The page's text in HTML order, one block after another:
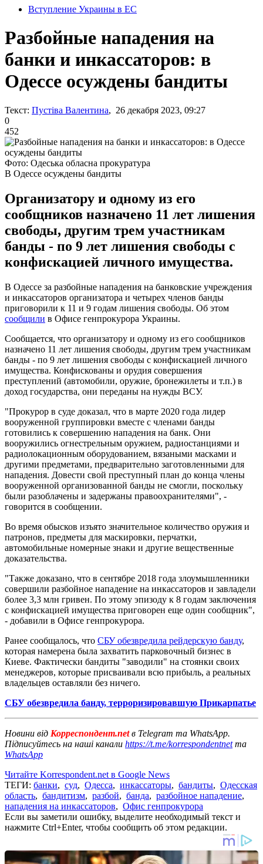
Вступление Украины в ЕС
Разбойные нападения на
банки и инкассаторов: в
Одессе осуждены бандиты
Текст: Пустіва Валентина, 26 декабря 2023, 09:27
0
452
Фото: Одеська обласна прокуратура
В Одессе осуждены бандиты
Организатору и одному из его
сообщников назначено 11 лет лишения
свободы, другим трем участникам
банды - по 9 лет лишения свободы с
конфискацией личного имущества.
В Одессе за разбойные нападения на банковские учреждения
и инкассаторов организатора и четырех членов банды
приговорили к 11 и 9 годам лишения свободы. Об этом
сообщили в Офисе генпрокурора Украины.
Сообщается, что организатору и одному из его сообщников
назначено 11 лет лишения свободы, другим трем участникам
банды - по 9 лет лишения свободы с конфискацией личного
имущества. Конфискованы и орудия совершения
преступлений (автомобили, оружие, бронежилеты и т.п.) в
доход государства, они переданы на нужды ВСУ.
"Прокурор в суде доказал, что в марте 2020 года лидер
вооруженной группировки вместе с членами банды
готовились к совершению нападения на банк. Они
вооружились огнестрельным оружием, радиостанциями и
радиолокационным оборудованием, вязаными масками и
другими предметами, предварительно заготовленными для
нападения. Довести свой преступный план до конца члены
вооруженной организованной банды не смогли, поскольку
были разоблачены и задержаны правоохранителями", -
говорится в сообщении.
Во время обысков изъято значительное количество оружия и
патронов, предметы для маскировки, перчатки,
автомобильные номерные знаки и другие вещественные
доказательства.
"Также доказано, что в сентябре 2018 года злоумышленники
совершили разбойное нападение на инкассаторов и завладели
более 3,3 млн гривен. По этому эпизоду к 8 годам заключения
с конфискацией имущества приговорен еще один сообщник",
- добавили в Офисе генпрокурора.
Ранее сообщалось, что СБУ обезвредила рейдерскую банду,
которая намерена была захватить парковочный бизнес в
Киеве. Фактически бандиты "заводили" на стоянки своих
менеджеров, которые присваивали всю прибыль, а реальных
владельцев оставляли без ничего.
СБУ обезвредила банду, терроризировавшую Прикарпатье
Новини від Корреспондент.netв Telegram та WhatsApp.
Підписуйтесь на наші канали https://t.me/korrespondentnetта
WhatsApp
Читайте Korrespondent.net в Google News
ТЕГИ: банки, суд, Одесса, инкассаторы, бандиты, Одесская
область, бандитизм, разбой, банда, разбойное нападение,
нападения на инкассаторов, Офис генпрокурора
Если вы заметили ошибку, выделите необходимый текст и
нажмите Ctrl+Enter, чтобы сообщить об этом редакции.